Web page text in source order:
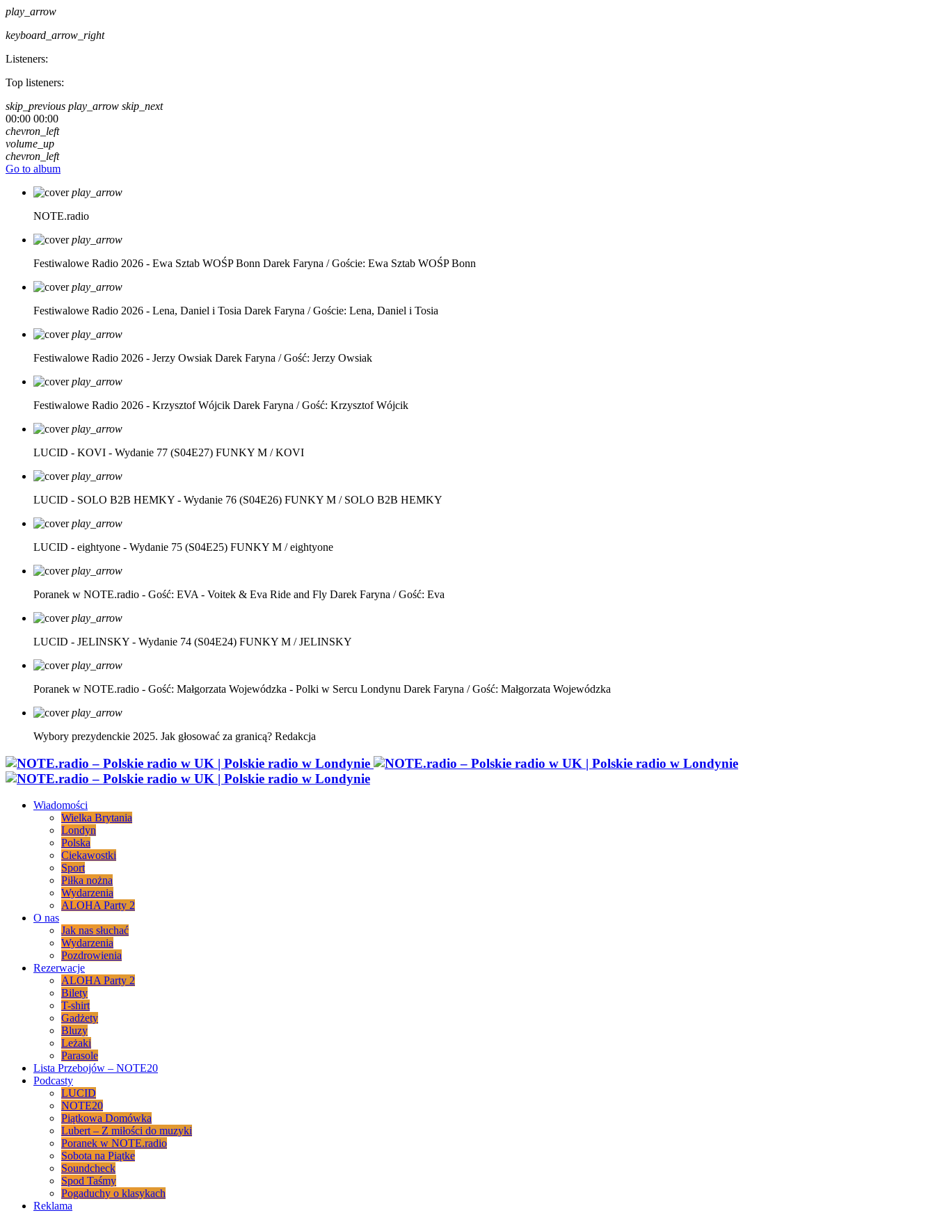
play_arrow
keyboard_arrow_right
Listeners:
Top listeners:
skip_previous play_arrow skip_next
00:00 00:00
chevron_left
volume_up
chevron_left
Go to album
play_arrow
NOTE.radio
play_arrow
Festiwalowe Radio 2026 - Ewa Sztab WOŚP Bonn Darek Faryna / Goście: Ewa Sztab WOŚP Bonn
play_arrow
Festiwalowe Radio 2026 - Lena, Daniel i Tosia Darek Faryna / Goście: Lena, Daniel i Tosia
play_arrow
Festiwalowe Radio 2026 - Jerzy Owsiak Darek Faryna / Gość: Jerzy Owsiak
play_arrow
Festiwalowe Radio 2026 - Krzysztof Wójcik Darek Faryna / Gość: Krzysztof Wójcik
play_arrow
LUCID - KOVI - Wydanie 77 (S04E27) FUNKY M / KOVI
play_arrow
LUCID - SOLO B2B HEMKY - Wydanie 76 (S04E26) FUNKY M / SOLO B2B HEMKY
play_arrow
LUCID - eightyone - Wydanie 75 (S04E25) FUNKY M / eightyone
play_arrow
Poranek w NOTE.radio - Gość: EVA - Voitek & Eva Ride and Fly Darek Faryna / Gość: Eva
play_arrow
LUCID - JELINSKY - Wydanie 74 (S04E24) FUNKY M / JELINSKY
play_arrow
Poranek w NOTE.radio - Gość: Małgorzata Wojewódzka - Polki w Sercu Londynu Darek Faryna / Gość: Małgorzata Wojewódzka
play_arrow
Wybory prezydenckie 2025. Jak głosować za granicą? Redakcja
Wiadomości
Wielka Brytania
Londyn
Polska
Ciekawostki
Sport
Piłka nożna
Wydarzenia
ALOHA Party 2
O nas
Jak nas słuchać
Wydarzenia
Pozdrowienia
Rezerwacje
ALOHA Party 2
Bilety
T-shirt
Gadżety
Bluzy
Leżaki
Parasole
Lista Przebojów – NOTE20
Podcasty
LUCID
NOTE20
Piątkowa Domówka
Lubert – Z miłości do muzyki
Poranek w NOTE.radio
Sobota na Piątke
Soundcheck
Spod Taśmy
Pogaduchy o klasykach
Reklama